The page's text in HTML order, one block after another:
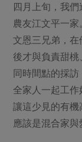
調理食材・點心
調味醬料/南北貨
休閒零嘴
保健食品
居家好物
醬料
湯品．鍋物
漬物
涼拌沙拉
飲品
合作25-精選產品
更多當季產品
議題活動
主婦聯盟X樂齡網
減硝酸鹽
非基改運動
廢核運動
減添加物
更多議題
自主把關
檢驗報告
硝酸鹽檢驗
社員權益
合作社法規
四月上旬，我們
農友江文平一
文恩三兄弟，
後才與負責甜
同時間點的採訪
全家人一起工
讓這少見的有
應該是混合家與